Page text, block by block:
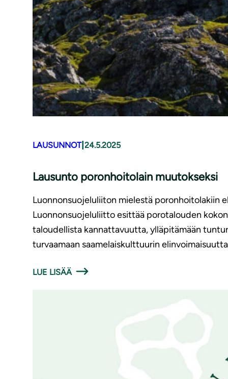
LAUSUNNOT| 24.5.2025
Lausunto poronhoitolain muutokseksi
Luonnonsuojeluliiton mielestä
Luonnonsuojeluliitto esittää porotalouden
taloudellista kannattavuutta, ylläpitämään
turvaamaan saamelaiskulttuurin
LUE LISÄÄ